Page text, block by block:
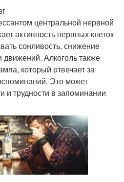
центральной нервной
активность нервных клеток
сонливость, снижение
Алкоголь также
который отвечает за
Это может
и трудности в запоминании